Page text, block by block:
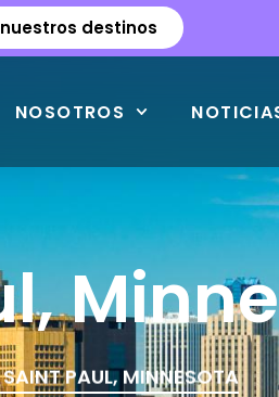
destinos
NOSOTROS
PAUL, MINNESOTA